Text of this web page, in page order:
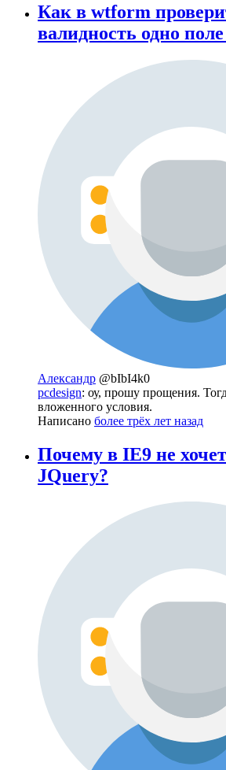
Как в wtform
валидность одно
Александр @bIbI4k0
pcdesign: оу, прошу прощения.
вложенного условия.
Написано более трёх лет назад
Почему в IE9 не
JQuery?